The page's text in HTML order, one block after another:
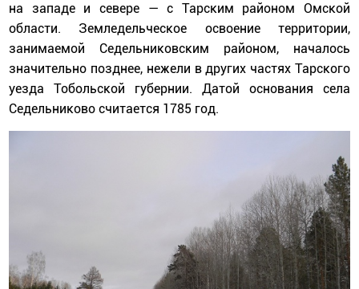
на западе и севере — с Тарским районом Омской
области. Земледельческое освоение территории,
занимаемой Седельниковским районом, началось
значительно позднее, нежели в других частях Тарского
уезда Тобольской губернии. Датой основания села
Седельниково считается 1785 год.